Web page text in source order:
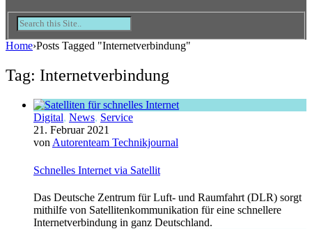
Home›Posts Tagged "Internetverbindung"
Tag: Internetverbindung
Digital, News, Service
21. Februar 2021
von Autorenteam Technikjournal
Schnelles Internet via Satellit
Das Deutsche Zentrum für Luft- und Raumfahrt (DLR) sorgt
mithilfe von Satellitenkommunikation für eine schnellere
Internetverbindung in ganz Deutschland.